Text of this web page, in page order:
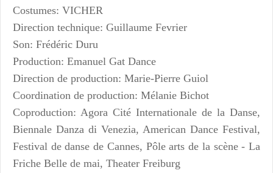
Costumes: VICHER
Direction technique: Guillaume Fevrier
Son: Frédéric Duru
Production: Emanuel Gat Dance
Direction de production: Marie-Pierre Guiol
Coordination de production: Mélanie Bichot
Coproduction: Agora Cité Internationale de la Danse,
Biennale Danza di Venezia, American Dance Festival,
Festival de danse de Cannes, Pôle arts de la scène - La
Friche Belle de mai, Theater Freiburg